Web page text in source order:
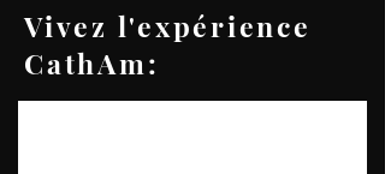
Vivez l'expérience
CathAm: